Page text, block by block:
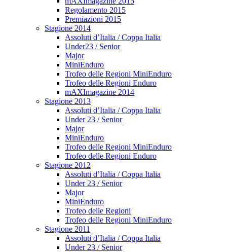
Regolamento 2015
Premiazioni 2015
Stagione 2014
Assoluti d’Italia / Coppa Italia
Under23 / Senior
Major
MiniEnduro
Trofeo delle Regioni MiniEnduro
Trofeo delle Regioni Enduro
mAXImagazine 2014
Stagione 2013
Assoluti d’Italia / Coppa Italia
Under 23 / Senior
Major
MiniEnduro
Trofeo delle Regioni MiniEnduro
Trofeo delle Regioni Enduro
Stagione 2012
Assoluti d’Italia / Coppa Italia
Under 23 / Senior
Major
MiniEnduro
Trofeo delle Regioni
Trofeo delle Regioni MiniEnduro
Stagione 2011
Assoluti d’Italia / Coppa Italia
Under 23 / Senior